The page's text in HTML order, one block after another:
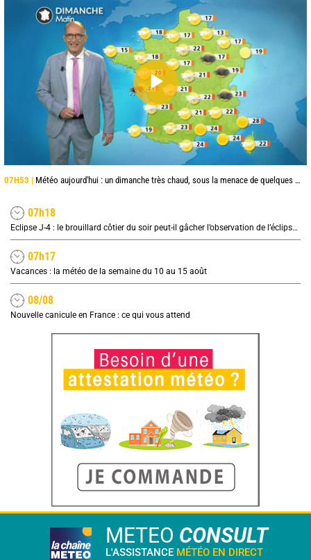
07H53 | Météo aujourd'hui : un dimanche très chaud, sous la menace de quelques orages
07h18
Eclipse J-4 : le brouillard côtier du soir peut-il gâcher l’observation de l’éclipse à la plage ?
07h17
Vacances : la météo de la semaine du 10 au 15 août
08/08
Nouvelle canicule en France : ce qui vous attend
METEO CONSULT
L'ASSISTANCE MÉTÉO EN DIRECT